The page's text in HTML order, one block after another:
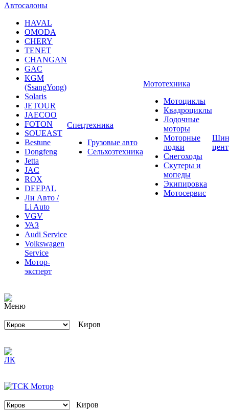
Автосалоны
HAVAL
OMODA
CHERY
TENET
CHANGAN
GAC
KGM
(SsangYong)
Solaris
JETOUR
JAECOO
FOTON
SOUEAST
Bestune
Dongfeng
Jetta
JAC
ROX
DEEPAL
Ли Авто /
Li Auto
VGV
УАЗ
Audi Service
Volkswagen
Service
Мотор-
эксперт
Спецтехника
Грузовые авто
Сельхозтехника
Мототехника
Мотоциклы
Квадроциклы
Лодочные
моторы
Моторные
лодки
Снегоходы
Скутеры и
мопеды
Экипировка
Мотосервис
Киров
Киров